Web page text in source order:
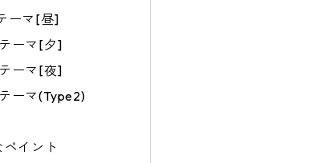
ーマ[昼]
ーマ[夕]
ーマ[夜]
ーマ(Type2)
イント